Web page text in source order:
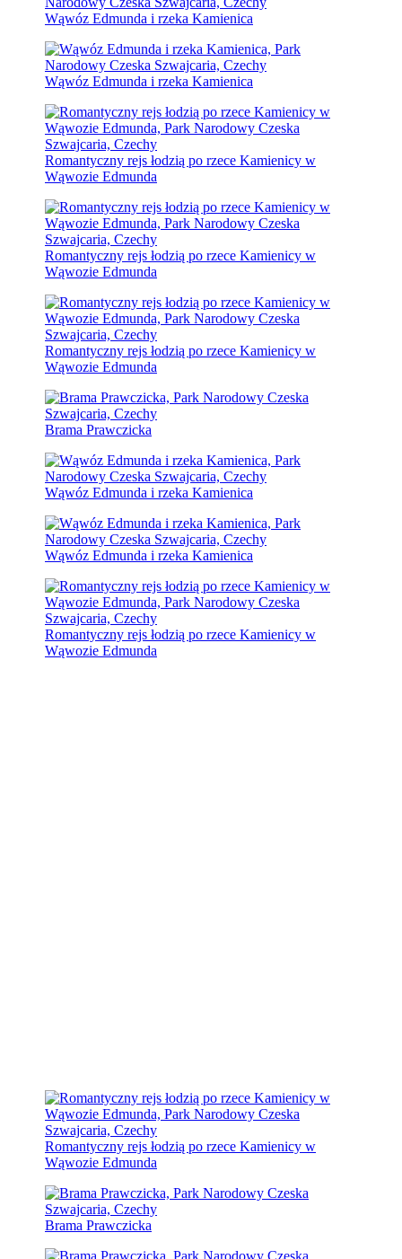
Wąwóz Edmunda i rzeka Kamienica
Wąwóz Edmunda i rzeka Kamienica
Romantyczny rejs łodzią po rzece Kamienicy w
Wąwozie Edmunda
Romantyczny rejs łodzią po rzece Kamienicy w
Wąwozie Edmunda
Romantyczny rejs łodzią po rzece Kamienicy w
Wąwozie Edmunda
Brama Prawczicka
Wąwóz Edmunda i rzeka Kamienica
Wąwóz Edmunda i rzeka Kamienica
Romantyczny rejs łodzią po rzece Kamienicy w
Wąwozie Edmunda
Romantyczny rejs łodzią po rzece Kamienicy w
Wąwozie Edmunda
Brama Prawczicka